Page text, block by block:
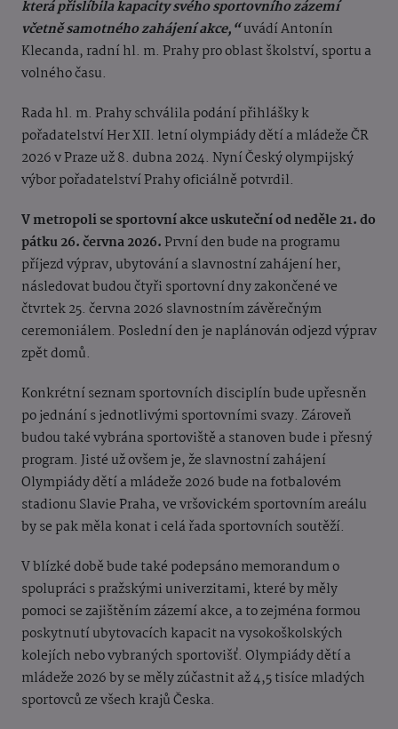
která přislíbila kapacity svého sportovního zázemí
včetně samotného zahájení akce,“uvádí Antonín
Klecanda, radní hl. m. Prahy pro oblast školství, sportu a
volného času.
Rada hl. m. Prahy schválila podání přihlášky k
pořadatelství Her XII. letní olympiády dětí a mládeže ČR
2026 v Praze už 8. dubna 2024. Nyní Český olympijský
výbor pořadatelství Prahy oficiálně potvrdil.
V metropoli se sportovní akce uskuteční od neděle 21. do
pátku 26. června 2026.První den bude na programu
příjezd výprav, ubytování a slavnostní zahájení her,
následovat budou čtyři sportovní dny zakončené ve
čtvrtek 25. června 2026 slavnostním závěrečným
ceremoniálem. Poslední den je naplánován odjezd výprav
zpět domů.
Konkrétní seznam sportovních disciplín bude upřesněn
po jednání s jednotlivými sportovními svazy. Zároveň
budou také vybrána sportoviště a stanoven bude i přesný
program. Jisté už ovšem je, že slavnostní zahájení
Olympiády dětí a mládeže 2026 bude na fotbalovém
stadionu Slavie Praha, ve vršovickém sportovním areálu
by se pak měla konat i celá řada sportovních soutěží.
V blízké době bude také podepsáno memorandum o
spolupráci s pražskými univerzitami, které by měly
pomoci se zajištěním zázemí akce, a to zejména formou
poskytnutí ubytovacích kapacit na vysokoškolských
kolejích nebo vybraných sportovišť. Olympiády dětí a
mládeže 2026 by se měly zúčastnit až 4,5 tisíce mladých
sportovců ze všech krajů Česka.